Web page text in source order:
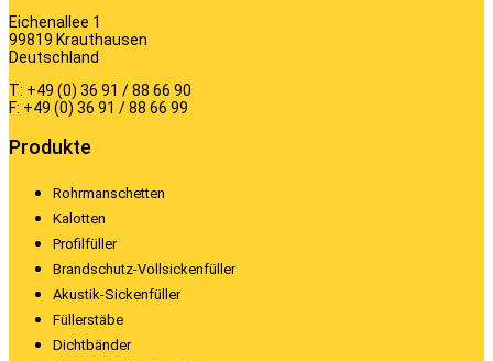
Eichenallee 1
99819 Krauthausen
Deutschland
T: +49 (0) 36 91 / 88 66 90
F: +49 (0) 36 91 / 88 66 99
Produkte
Rohrmanschetten
Kalotten
Profilfüller
Brandschutz-Vollsickenfüller
Akustik-Sickenfüller
Füllerstäbe
Dichtbänder